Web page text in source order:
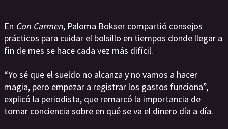
En Con Carmen, Paloma Bokser compartió consejos
prácticos para cuidar el bolsillo en tiempos donde llegar a
fin de mes se hace cada vez más difícil.
“Yo sé que el sueldo no alcanza y no vamos a hacer
magia, pero empezar a registrar los gastos funciona”,
explicó la periodista, que remarcó la importancia de
tomar conciencia sobre en qué se va el dinero día a día.